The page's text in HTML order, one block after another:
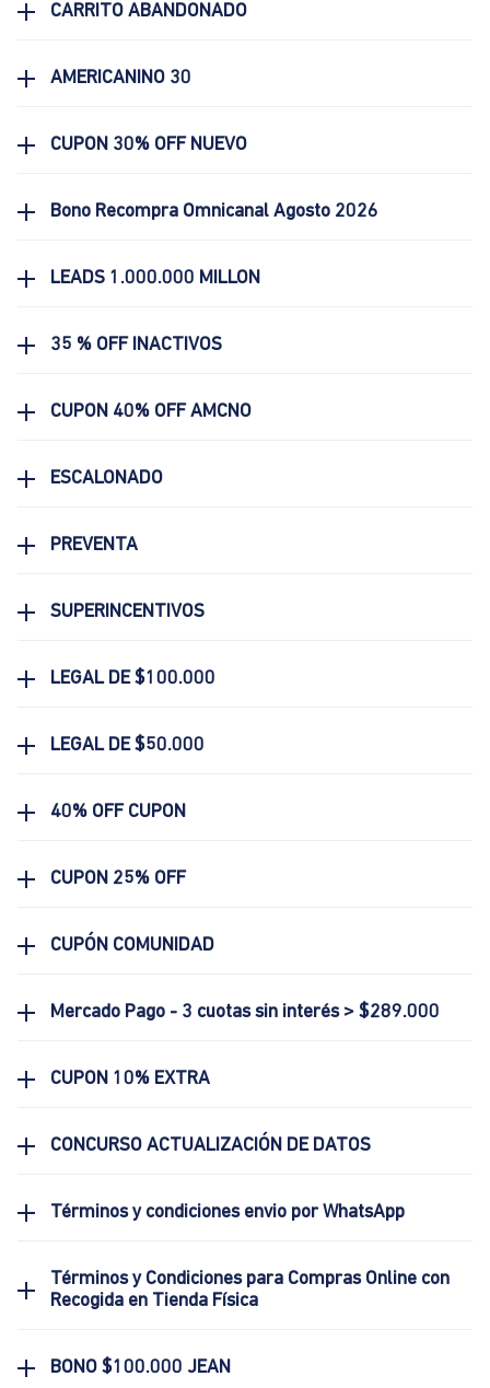
CARRITO ABANDONADO
AMERICANINO 30
CUPON 30% OFF NUEVO
Bono Recompra Omnicanal Agosto 2026
LEADS 1.000.000 MILLON
35 % OFF INACTIVOS
CUPON 40% OFF AMCNO
ESCALONADO
PREVENTA
SUPERINCENTIVOS
LEGAL DE $100.000
LEGAL DE $50.000
40% OFF CUPON
CUPON 25% OFF
CUPÓN COMUNIDAD
Mercado Pago - 3 cuotas sin interés > $289.000
CUPON 10% EXTRA
CONCURSO ACTUALIZACIÓN DE DATOS
Términos y condiciones envio por WhatsApp
Términos y Condiciones para Compras Online con
Recogida en Tienda Física
BONO $100.000 JEAN